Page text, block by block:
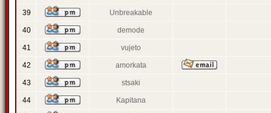
39 Unbreakable
40 demode
41 vujeto
42 amorkata
43 stsaki
44 Kapitana